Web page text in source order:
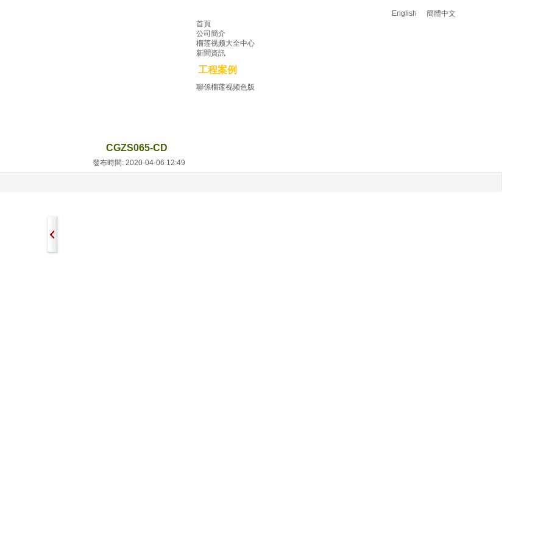
English
簡體中文
首頁
公司簡介
榴莲视频大全中心
新聞資訊
工程案例
聯係榴莲视频色版
CGZS065-CD
發布時間: 2020-04-06 12:49